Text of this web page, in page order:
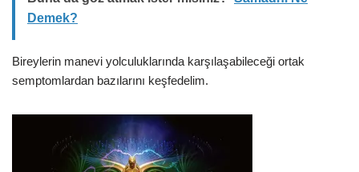
Demek?
Bireylerin manevi yolculuklarında karşılaşabileceği ortak
semptomlardan bazılarını keşfedelim.